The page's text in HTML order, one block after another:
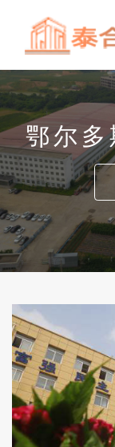
鄂尔